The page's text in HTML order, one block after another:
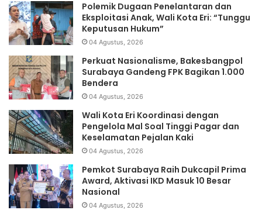
Polemik Dugaan Penelantaran dan
Eksploitasi Anak, Wali Kota Eri: “Tunggu
Keputusan Hukum”
04 Agustus, 2026
Perkuat Nasionalisme, Bakesbangpol
Surabaya Gandeng FPK Bagikan 1.000
Bendera
04 Agustus, 2026
Wali Kota Eri Koordinasi dengan
Pengelola Mal Soal Tinggi Pagar dan
Keselamatan Pejalan Kaki
04 Agustus, 2026
Pemkot Surabaya Raih Dukcapil Prima
Award, Aktivasi IKD Masuk 10 Besar
Nasional
04 Agustus, 2026